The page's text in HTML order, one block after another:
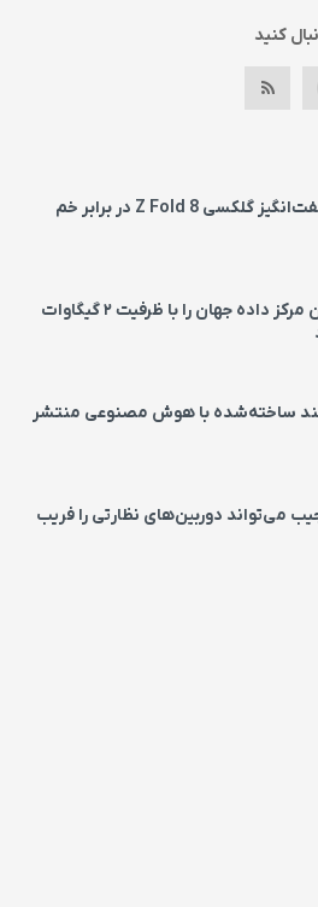
کنید
مقاومت شگفت‌انگیز گلکسی Z Fold 8 در برابر خم
چین بزرگ‌ترین مرکز داده جهان را با ظرفیت ۲ گیگاوات
ساخته‌شده با هوش مصنوعی منتشر
می‌تواند دوربین‌های نظارتی را فریب